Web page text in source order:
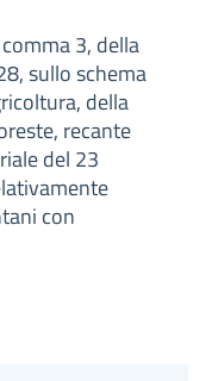
3, della
sullo schema
della
recante
del 23
con